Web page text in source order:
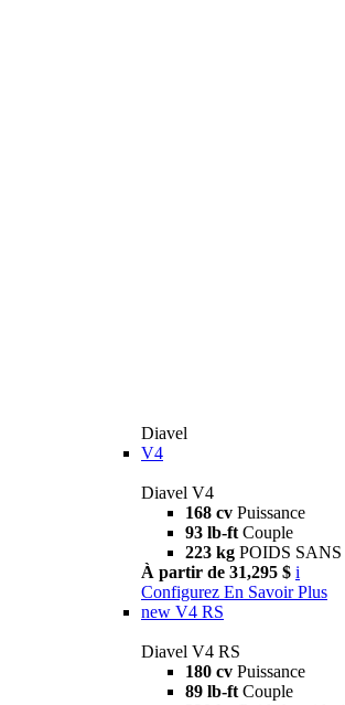
Diavel
V4
Diavel V4
168 cv Puissance
93 lb-ft Couple
223 kg POIDS
À partir de 31,295 $ i
Configurez En Savoir Plus
new V4 RS
Diavel V4 RS
180 cv Puissance
89 lb-ft Couple